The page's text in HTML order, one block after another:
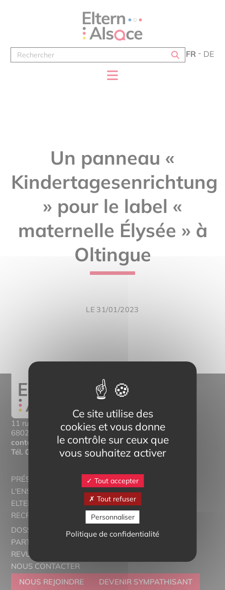
FR DE
Un panneau «
Kindertagesenrichtung
» pour le label «
maternelle Élysée » à
Oltingue
LE 31/01/2023
11 rue Mittlerweg,
68025 Colmar Cedex
contact@eltern-bilinguisme.org
Tél. 03 89 20 46 74
PRÉSENTATION
L'ENSEIGNEMENT BILINGUE
ELTERN ALSACE - EUROSTAGES
RECRUTORRS
DOSSIERS THÉMATIQUES
PARTENAIRES
REVUE DE PRESSE
NOUS CONTACTER
NOUS REJOINDRE
DEVENIR SYMPATHISANT
Ce site utilise des
cookies et vous donne
le contrôle sur ceux que
vous souhaitez activer
Tout accepter
Tout refuser
Personnaliser
Politique de confidentialité